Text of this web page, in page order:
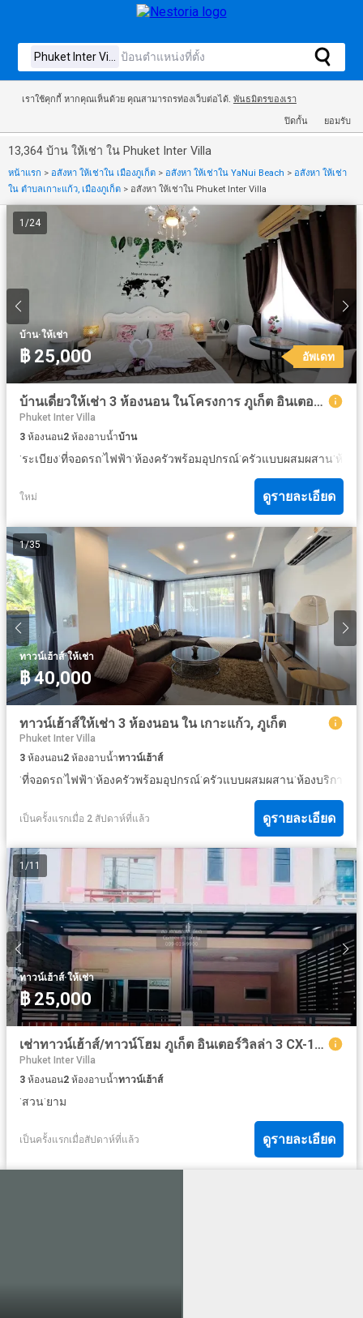
เราใช้คุกกี้ หากคุณเห็นด้วย คุณสามารถรท่องเว็บต่อได้. พันธมิตรของเรา
ปิดกั้น ยอมรับ
13,364 บ้าน ให้เช่า ใน Phuket Inter Villa
หน้าแรก > อสังหา ให้เช่าใน เมืองภูเก็ต > อสังหา ให้เช่าใน YaNui Beach > อสังหา ให้เช่า
ใน ตำบลเกาะแก้ว, เมืองภูเก็ต > อสังหา ให้เช่าใน Phuket Inter Villa
1 /24
บ้าน·ให้เช่า
฿ 25,000 อัพเดท
บ้านเดี่ยวให้เช่า 3 ห้องนอน ในโครงการ ภูเก็ต อินเตอร์ วิลล่า
Phuket Inter Villa
3 ห้องนอน2 ห้องอาบน้ำบ้าน
·ระเบียง·ที่จอดรถ·ไฟฟ้า·ห้องครัวพร้อมอุปกรณ์·ครัวแบบผสมผสาน·ห้อง
ใหม่ ดูรายละเอียด
1/35
ทาวน์เฮ้าส์·ให้เช่า
฿ 40,000
ทาวน์เฮ้าส์ให้เช่า 3 ห้องนอน ใน เกาะแก้ว, ภูเก็ต
Phuket Inter Villa
3 ห้องนอน2 ห้องอาบน้ำทาวน์เฮ้าส์
·ที่จอดรถ·ไฟฟ้า·ห้องครัวพร้อมอุปกรณ์·ครัวแบบผสมผสาน·ห้องบริการ
เป็นครั้งแรกเมื่อ 2 สัปดาห์ที่แล้ว ดูรายละเอียด
1 /11
ทาวน์เฮ้าส์·ให้เช่า
฿ 25,000
เช่าทาวน์เฮ้าส์/ทาวน์โฮม ภูเก็ต อินเตอร์วิลล่า 3 CX-163915
Phuket Inter Villa
3 ห้องนอน2 ห้องอาบน้ำทาวน์เฮ้าส์
·สวน·ยาม
เป็นครั้งแรกเมื่อสัปดาห์ที่แล้ว ดูรายละเอียด